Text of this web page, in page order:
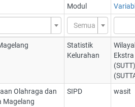
Modul
Semua
Statistik
Kelurahan
Olahraga dan
Magelang
SIPD wasit